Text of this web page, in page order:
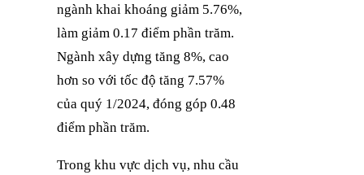
ngành khai khoáng giảm 5.76%,
làm giảm 0.17 điểm phần trăm.
Ngành xây dựng tăng 8%, cao
hơn so với tốc độ tăng 7.57%
của quý 1/2024, đóng góp 0.48
điểm phần trăm.
Trong khu vực dịch vụ, nhu cầu